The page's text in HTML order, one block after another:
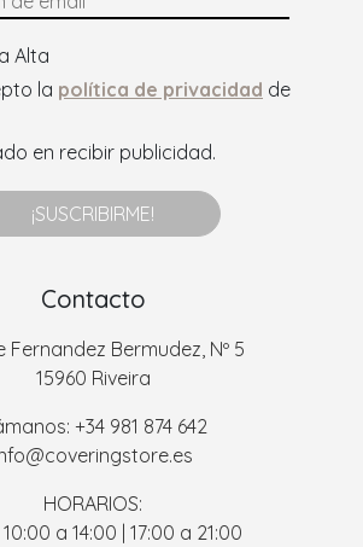
Alta
la política de privacidad de
en recibir publicidad.
¡SUSCRIBIRME!
Contacto
Fernandez Bermudez, Nº 5
15960 Riveira
+34 981 874 642
HORARIOS:
10:00 a 14:00 | 17:00 a 21:00